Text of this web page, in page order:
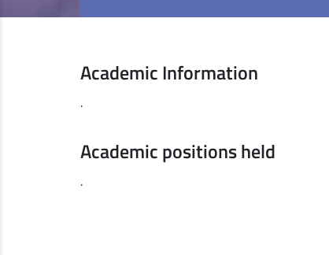
Academic Information
.
Academic positions held
.